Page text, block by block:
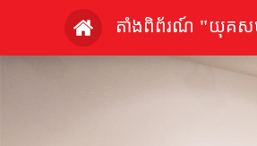
តាំងពិព័រណ៍ "យុគសម័